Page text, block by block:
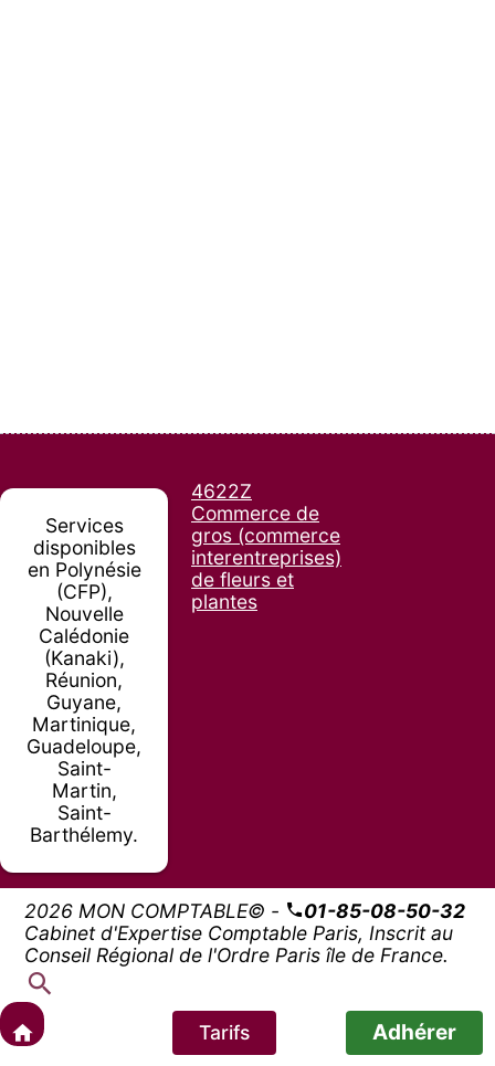
Services
disponibles
en Polynésie
(CFP),
Nouvelle
Calédonie
(Kanaki),
Réunion,
Guyane,
Martinique,
Guadeloupe,
Saint-
Martin,
Saint-
Barthélemy.
4622Z
Commerce de
gros (commerce
interentreprises)
de fleurs et
plantes
2026 MON COMPTABLE© -
01-85-08-50-32
Cabinet d'Expertise Comptable Paris, Inscrit au
Conseil Régional de l'Ordre Paris île de France.
Tarifs Adhérer